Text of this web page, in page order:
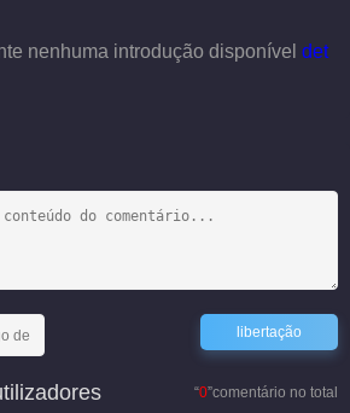
nenhuma introdução disponível det
“0”comentário no total